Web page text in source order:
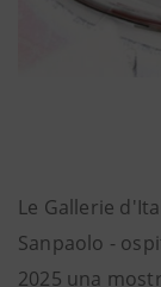
Le Gallerie
Sanpaolo -
2025 una